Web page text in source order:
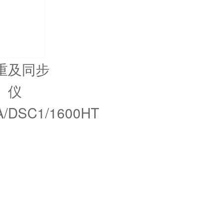
及同步
仪
DSC1/1600HT